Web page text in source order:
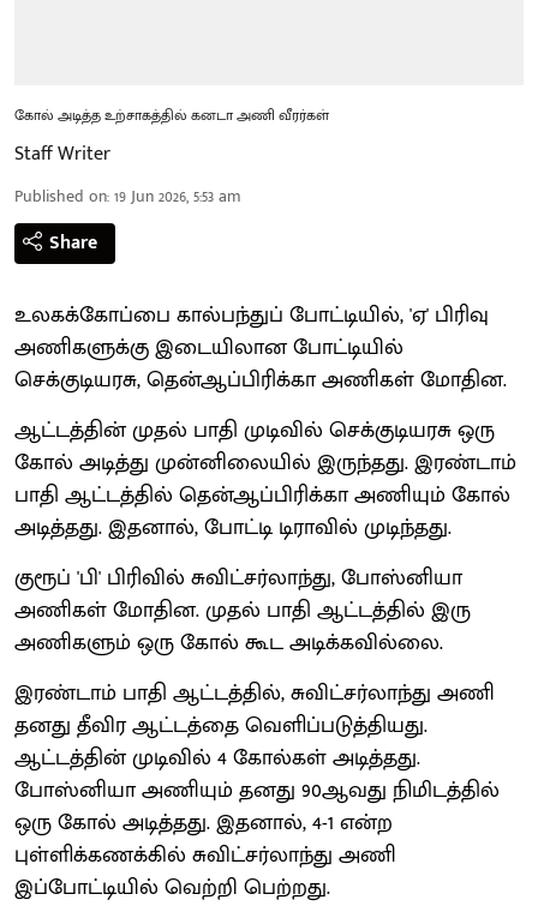
கோல் அடித்த உற்சாகத்தில் கனடா அணி வீரர்கள்
Staff Writer
Published on:19 Jun 2026, 5:53 am
Share
உலகக்கோப்பை கால்பந்துப் போட்டியில், 'ஏ' பிரிவு
அணிகளுக்கு இடையிலான போட்டியில்
செக்குடியரசு, தென்ஆப்பிரிக்கா அணிகள் மோதின.
ஆட்டத்தின் முதல் பாதி முடிவில் செக்குடியரசு ஒரு
கோல் அடித்து முன்னிலையில் இருந்தது. இரண்டாம்
பாதி ஆட்டத்தில் தென்ஆப்பிரிக்கா அணியும் கோல்
அடித்தது. இதனால், போட்டி டிராவில் முடிந்தது.
குரூப் 'பி' பிரிவில் சுவிட்சர்லாந்து, போஸ்னியா
அணிகள் மோதின. முதல் பாதி ஆட்டத்தில் இரு
அணிகளும் ஒரு கோல் கூட அடிக்கவில்லை.
இரண்டாம் பாதி ஆட்டத்தில், சுவிட்சர்லாந்து அணி
தனது தீவிர ஆட்டத்தை வெளிப்படுத்தியது.
ஆட்டத்தின் முடிவில் 4 கோல்கள் அடித்தது.
போஸ்னியா அணியும் தனது 90ஆவது நிமிடத்தில்
ஒரு கோல் அடித்தது. இதனால், 4-1 என்ற
புள்ளிக்கணக்கில் சுவிட்சர்லாந்து அணி
இப்போட்டியில் வெற்றி பெற்றது.